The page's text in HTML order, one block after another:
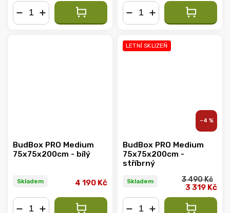
BudBox PRO Medium
75x75x200cm - bílý
Skladem 4 190 Kč
LETNÍ SKLIZEŇ
–4 %
BudBox PRO Medium
75x75x200cm -
stříbrný
Skladem 3 490 Kč
3 319 Kč